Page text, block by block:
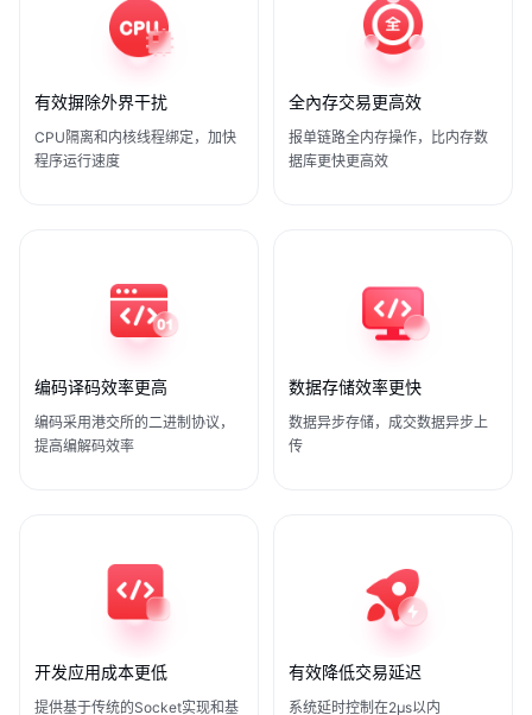
有效摒除外界干扰
CPU隔离和内核线程绑定，加快
程序运行速度
全內存交易更高效
报单链路全内存操作，比内存数
据库更快更高效
编码译码效率更高
编码采用港交所的二进制协议，
提高编解码效率
数据存储效率更快
数据异步存储，成交数据异步上
传
开发应用成本更低
提供基于传统的Socket实现和基
有效降低交易延迟
系统延时控制在2μs以内